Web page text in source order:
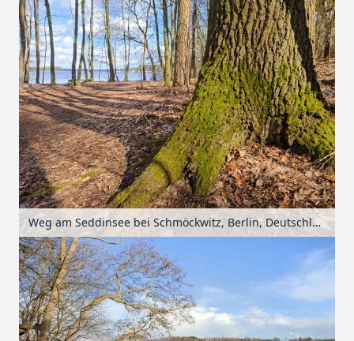
Weg am Seddinsee bei Schmöckwitz, Berlin, Deutschland